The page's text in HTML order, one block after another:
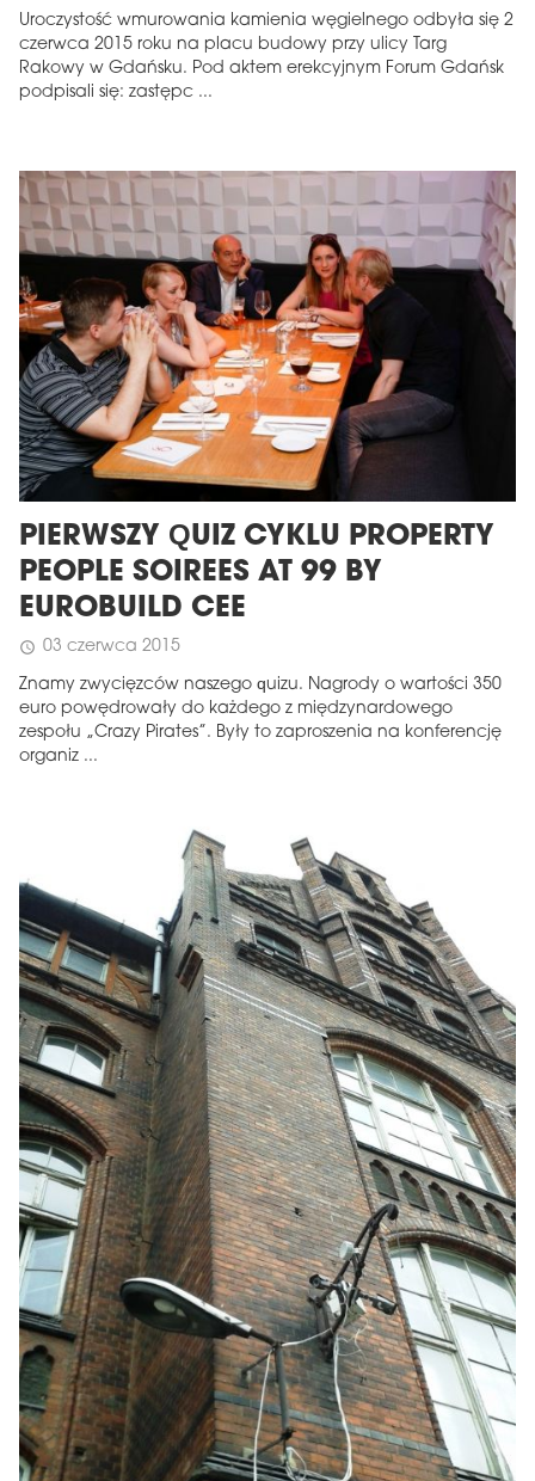
Uroczystość wmurowania kamienia węgielnego odbyła się 2
czerwca 2015 roku na placu budowy przy ulicy Targ
Rakowy w Gdańsku. Pod aktem erekcyjnym Forum Gdańsk
podpisali się: zastępc ...
PIERWSZY QUIZ CYKLU PROPERTY
PEOPLE SOIREES AT 99 BY
EUROBUILD CEE
schedule 03 czerwca 2015
Znamy zwycięzców naszego quizu. Nagrody o wartości 350
euro powędrowały do każdego z międzynardowego
zespołu „Crazy Pirates”. Były to zaproszenia na konferencję
organiz ...